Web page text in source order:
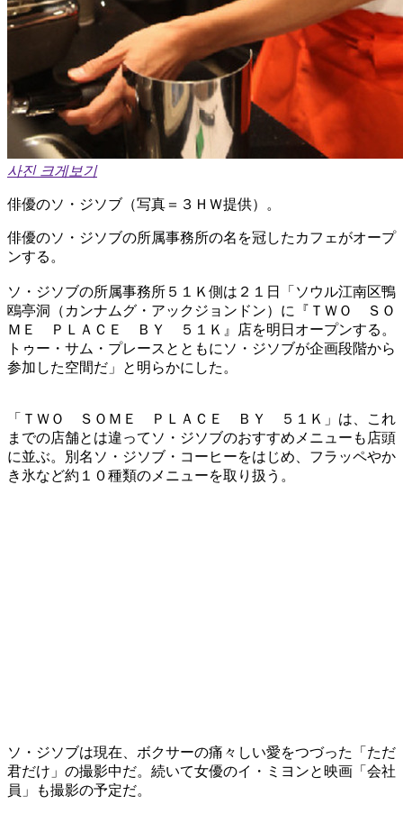
사진 크게보기
俳優のソ・ジソブ（写真＝３ＨＷ提供）。
俳優のソ・ジソブの所属事務所の名を冠したカフェがオープ
ンする。
ソ・ジソブの所属事務所５１Ｋ側は２１日「ソウル江南区鴨
鴎亭洞（カンナムグ・アックジョンドン）に『ＴＷＯ ＳＯ
ＭＥ ＰＬＡＣＥ ＢＹ ５１Ｋ』店を明日オープンする。
トゥー・サム・プレースとともにソ・ジソブが企画段階から
参加した空間だ」と明らかにした。
「ＴＷＯ ＳＯＭＥ ＰＬＡＣＥ ＢＹ ５１Ｋ」は、これ
までの店舗とは違ってソ・ジソブのおすすめメニューも店頭
に並ぶ。別名ソ・ジソブ・コーヒーをはじめ、フラッペやか
き氷など約１０種類のメニューを取り扱う。
ソ・ジソブは現在、ボクサーの痛々しい愛をつづった「ただ
君だけ」の撮影中だ。続いて女優のイ・ミヨンと映画「会社
員」も撮影の予定だ。